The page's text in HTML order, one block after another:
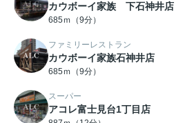
カウボーイ家族 下石神井店
685ｍ（9分）
ファミリーレストラン
カウボーイ家族石神井店
685ｍ（9分）
スーパー
アコレ富士見台1丁目店